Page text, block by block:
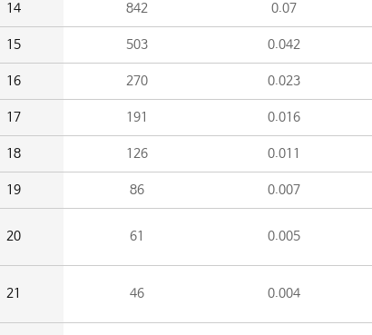
14 842 0.07
15 503 0.042
16 270 0.023
17 191 0.016
18 126 0.011
19 86 0.007
20 61 0.005
21 46 0.004